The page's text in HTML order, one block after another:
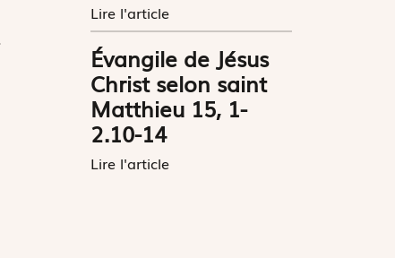
Lire l'article
Évangile de Jésus
Christ selon saint
Matthieu 15, 1-
2.10-14
Lire l'article